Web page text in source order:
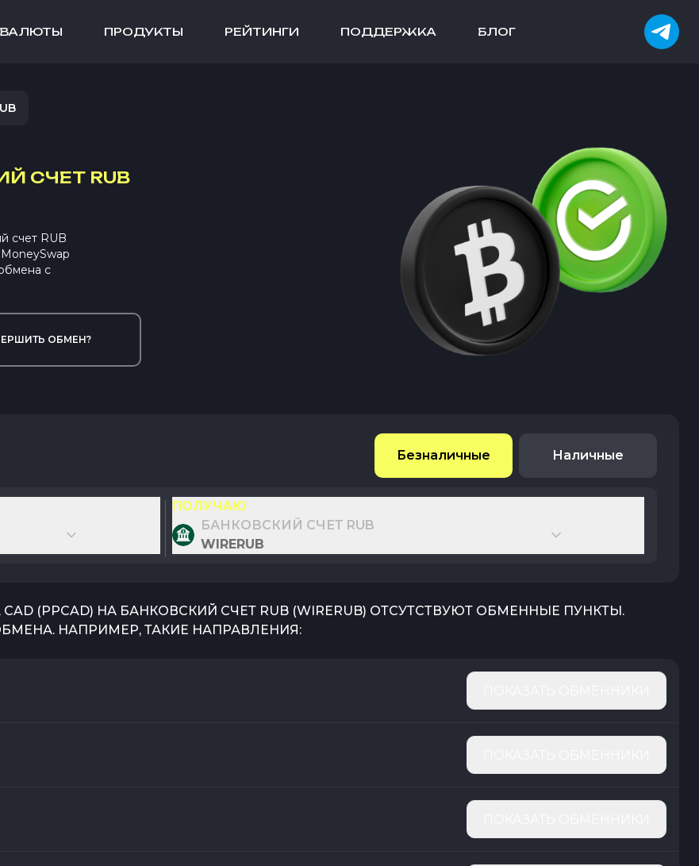
ПРОДУКТЫ РЕЙТИНГИ ПОДДЕРЖКА БЛОГ
СЧЕТ RUB
счет RUB
с
ОБМЕН?
Безналичные Наличные
ПОЛУЧАЮ
БАНКОВСКИЙ СЧЕТ RUB
WIRERUB
CAD (PPCAD) НА БАНКОВСКИЙ СЧЕТ RUB (WIRERUB) ОТСУТСТВУЮТ ОБМЕННЫЕ ПУНКТЫ.
НАПРИМЕР, ТАКИЕ НАПРАВЛЕНИЯ: